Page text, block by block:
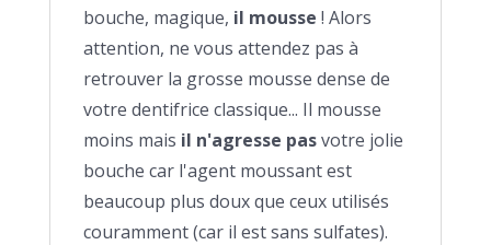
bouche, magique, il mousse ! Alors
attention, ne vous attendez pas à
retrouver la grosse mousse dense de
votre dentifrice classique... Il mousse
moins mais il n'agresse pasvotre jolie
bouche car l'agent moussant est
beaucoup plus doux que ceux utilisés
couramment (car il est sans sulfates).